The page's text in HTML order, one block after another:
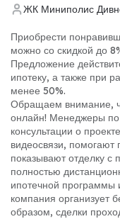
ЖК Миниполис
Приобрести
можно со скидкой до
Предложение
ипотеку, а также при
менее 50%.
Обращаем внимание,
онлайн! Менеджеры
консультации о
видеосвязи, помогают
показывают отделку
полностью
ипотечной программы
компания организует
образом, сделки